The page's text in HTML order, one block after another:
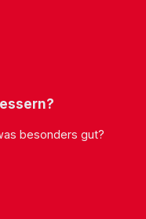
besonders gut?